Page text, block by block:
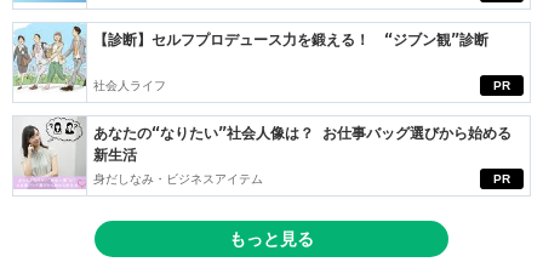
PR
【診断】セルフプロデュース力を鍛える！ “ジブン観”診断
社会人ライフ
PR
あなたの“なりたい”社会人像は？ お仕事バッグ選びから始める
新生活
身だしなみ・ビジネスアイテム
もっと見る